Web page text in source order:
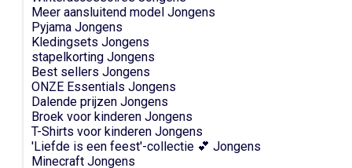
Meer aansluitend model Jongens
Pyjama Jongens
Kledingsets Jongens
stapelkorting Jongens
Best sellers Jongens
ONZE Essentials Jongens
Dalende prijzen Jongens
Broek voor kinderen Jongens
T-Shirts voor kinderen Jongens
'Liefde is een feest'-collectie 💕 Jongens
Minecraft Jongens